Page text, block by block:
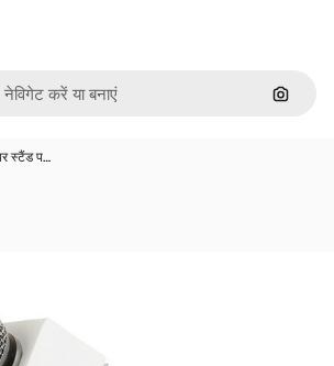
इमेज से
स्टैंड प…